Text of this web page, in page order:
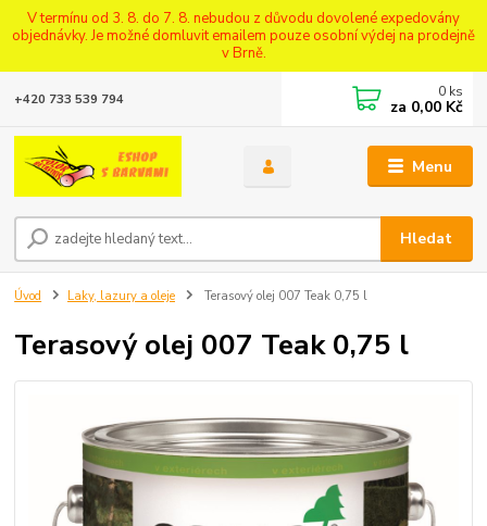
V termínu od 3. 8. do 7. 8. nebudou z důvodu dovolené expedovány
objednávky. Je možné domluvit emailem pouze osobní výdej na prodejně
v Brně.
Menu
Hledat
+420 733 539 794 0 ks
za 0,00 Kč
Úvod Laky, lazury a oleje Terasový olej 007 Teak 0,75 l
Terasový olej 007 Teak 0,75 l